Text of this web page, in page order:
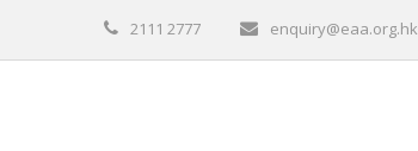
2111 2777 enquiry@eaa.org.hk